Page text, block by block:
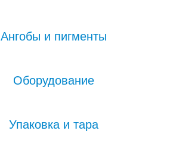
Ангобы и пигменты
Оборудование
Упаковка и тара